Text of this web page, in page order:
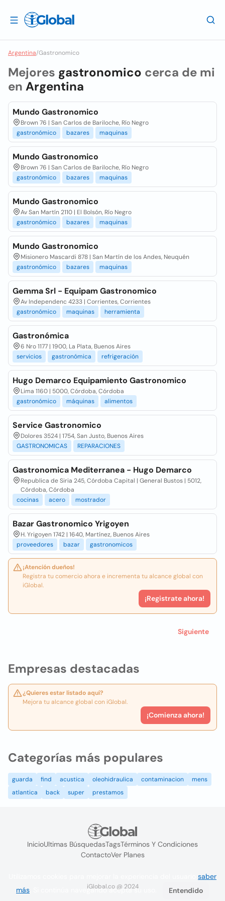
Argentina/Gastronomico
Empresas destacadas
¿Quieres estar listado aquí?
Mejora tu alcance global con iGlobal.
¡Comienza ahora!
Mejores gastronomico cerca de mi
en Argentina
Mundo Gastronomico
Brown 76 | San Carlos de Bariloche, Río Negro
gastronómico
bazares maquinas
Mundo Gastronomico
Brown 76 | San Carlos de Bariloche, Río Negro
gastronómico
bazares maquinas
Mundo Gastronomico
Av San Martín 2110 | El Bolsón, Río Negro
gastronómico
bazares maquinas
Mundo Gastronomico
Misionero Mascardi 878 | San Martín de los Andes, Neuquén
gastronómico
bazares maquinas
Gemma Srl - Equipam Gastronomico
Av Independenc 4233 | Corrientes, Corrientes
gastronómico
maquinas herramienta
Gastronómica
6 Nro 1177 | 1900, La Plata, Buenos Aires
servicios
gastronómica refrigeración
Hugo Demarco Equipamiento Gastronomico
Lima 1160 | 5000, Córdoba, Córdoba
gastronómico
máquinas alimentos
Service Gastronomico
Dolores 3524 | 1754, San Justo, Buenos Aires
GASTRONOMICAS
REPARACIONES
Gastronomica Mediterranea - Hugo Demarco
Republica de Siria 245, Córdoba Capital | General Bustos | 5012,
Córdoba, Córdoba
cocinas
acero mostrador
Bazar Gastronomico Yrigoyen
H. Yrigoyen 1742 | 1640, Martínez, Buenos Aires
proveedores
bazar gastronomicos
¡Atención dueños!
Registra tu comercio ahora e incrementa tu alcance global con
iGlobal.
¡Registrate ahora!
Siguiente
Categorías más populares
guarda find acustica oleohidraulica contaminacion
mens
atlantica
back super prestamos
InicioUltimas BúsquedasTagsTérminos Y Condiciones
ContactoVer Planes
iGlobal.co @ 2024
saber
más . Si continúa navegando acepta su uso. Entendido